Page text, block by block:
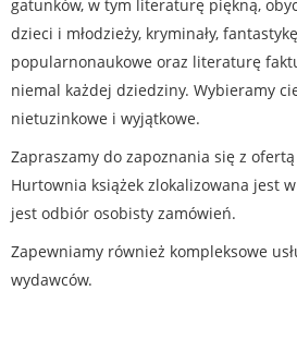
gatunków, w tym literaturę piękną,
dzieci i młodzieży, kryminały,
popularnonaukowe oraz literaturę
niemal każdej dziedziny. Wybieramy
nietuzinkowe i wyjątkowe.
Zapraszamy do zapoznania się z
Hurtownia książek zlokalizowana jest
jest odbiór osobisty zamówień.
Zapewniamy również kompleksowe
wydawców.